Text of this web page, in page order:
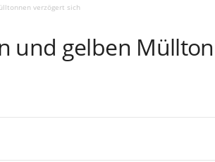
verzögert sich
und gelben